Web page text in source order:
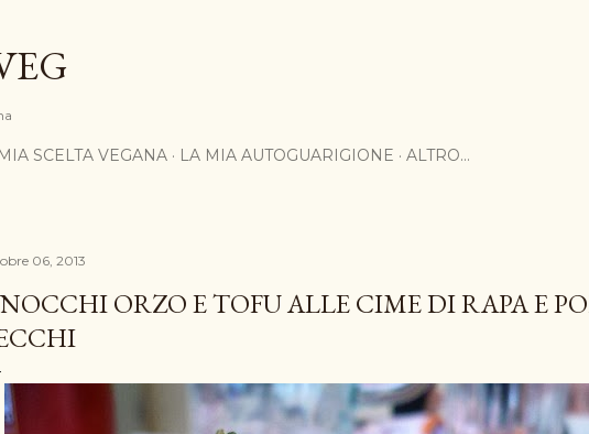
SCELTA VEGANA LA MIA AUTOGUARIGIONE ALTRO…
06, 2013
ORZO E TOFU ALLE CIME DI RAPA E